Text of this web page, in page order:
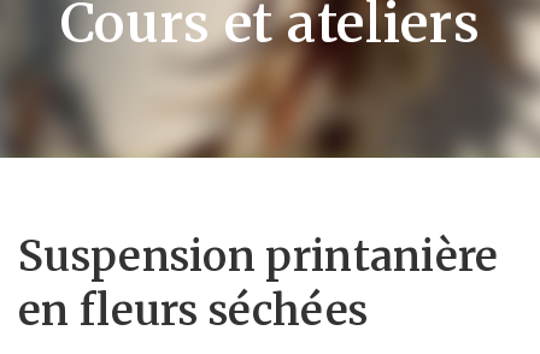
Cours et ateliers
Suspension printanière
en fleurs séchées